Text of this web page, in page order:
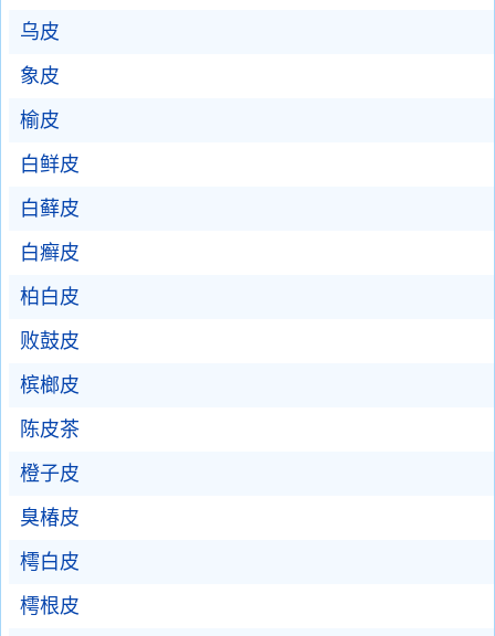
乌皮
象皮
榆皮
白鲜皮
白藓皮
白癣皮
柏白皮
败鼓皮
槟榔皮
陈皮茶
橙子皮
臭椿皮
樗白皮
樗根皮